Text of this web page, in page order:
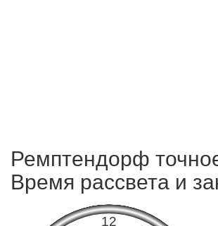
Ремптендорф
Время рассвета и